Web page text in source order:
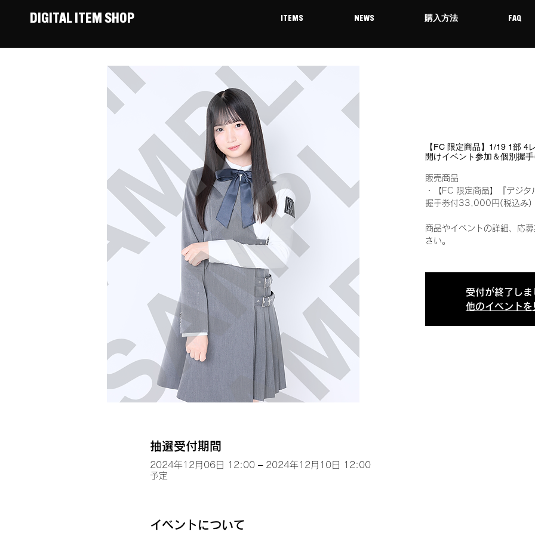
DIGITAL ITEM SHOP ITEMS NEWS 購入方法 FAQ
【FC 限定商品】1/19 1部 4
開けイベント参加＆個別握
販売商品
・【FC 限定商品】『デジ
握手券付33,000円(税込
商品やイベントの詳細、応
さい。
受付が終了しま
他のイベントを
抽選受付期間
2024年12月06日 12:00 – 2024年12月10日 12:00
予定
イベントについて